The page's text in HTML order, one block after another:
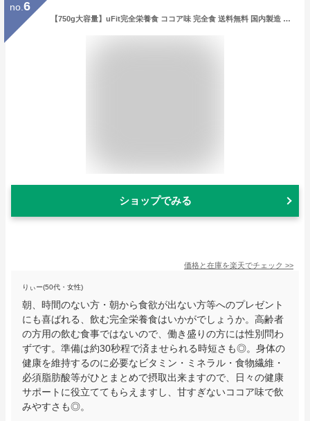
no. 6
【750g大容量】uFit完全栄養食 ココア味 完全食 送料無料 国内製造 栄養補助食品 ダイエット食品 食物繊維 乳酸菌 低糖質 たんぱく質 プロテイン MCTオイル 栄養ドリンク サプリメント 健康ドリンク
ショップでみる
価格と在庫を楽天でチェック >>
りぃー(50代・女性)
朝、時間のない方・朝から食欲が出ない方等へのプレゼント
にも喜ばれる、飲む完全栄養食はいかがでしょうか。高齢者
の方用の飲む食事ではないので、働き盛りの方には性別問わ
ずです。準備は約30秒程で済ませられる時短さも◎。身体の
健康を維持するのに必要なビタミン・ミネラル・食物繊維・
必須脂肪酸等がひとまとめで摂取出来ますので、日々の健康
サポートに役立ててもらえますし、甘すぎないココア味で飲
みやすさも◎。